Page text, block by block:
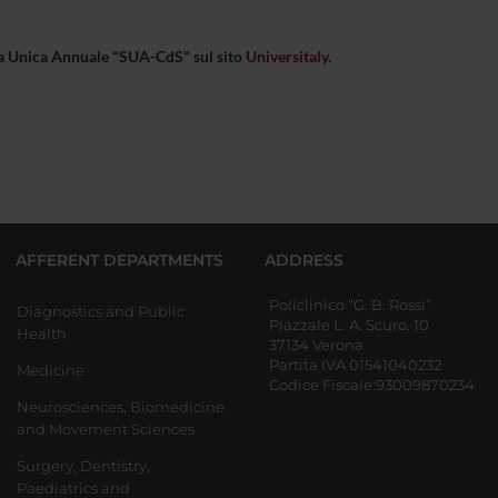
Annuale "SUA-CdS" sul sito Universitaly.
AFFERENT DEPARTMENTS
Diagnostics and Public
Health
Medicine
Neurosciences, Biomedicine
and Movement Sciences
Surgery, Dentistry,
Paediatrics and
ADDRESS
Policlinico “G. B. Rossi”
Piazzale L. A. Scuro, 10
37134 Verona
Partita IVA 01541040232
Codice Fiscale:93009870234